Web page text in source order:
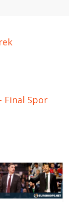
Final Spor